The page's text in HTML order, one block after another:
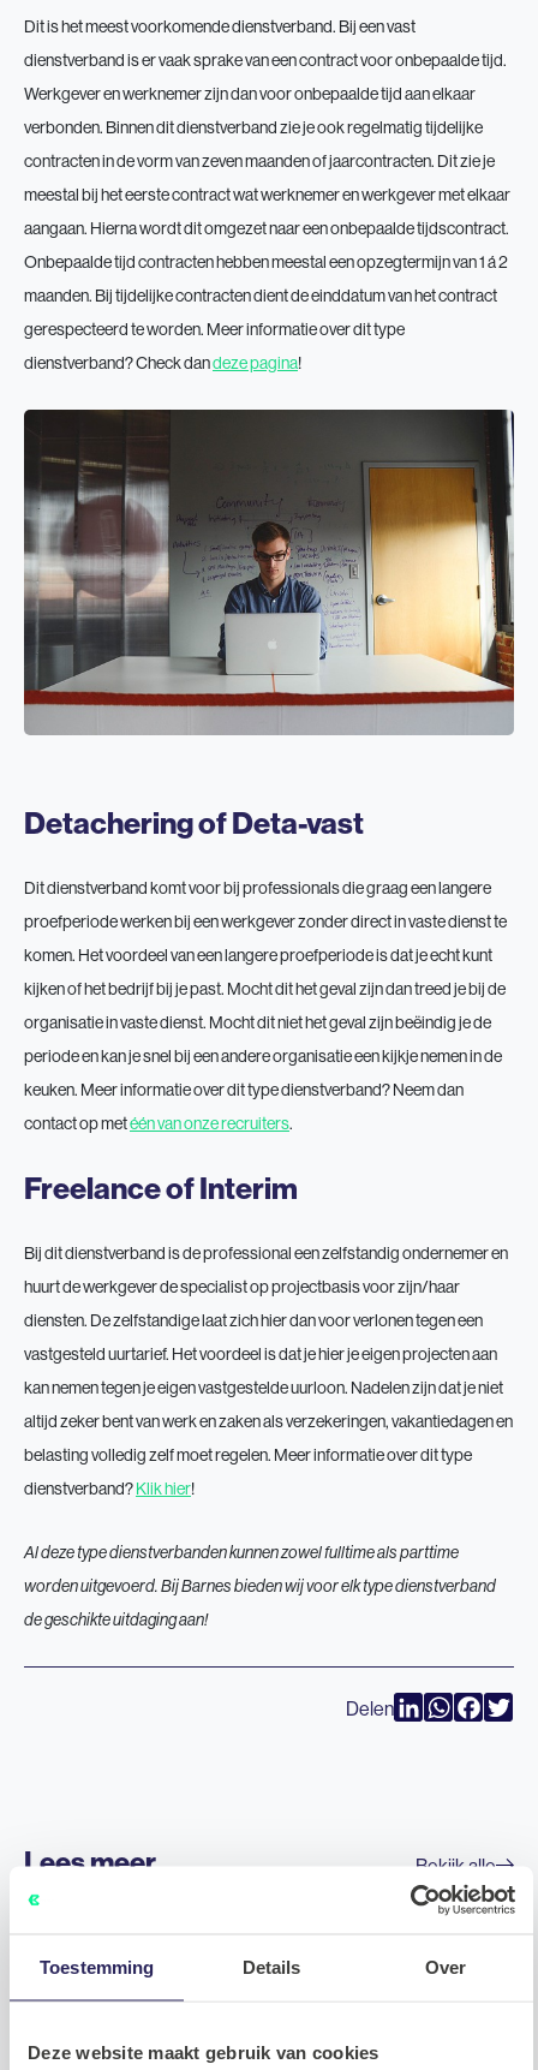
Toestemming Details Over
Deze website maakt gebruik van cookies
Dit is het meest voorkomende dienstverband. Bij een vast
dienstverband is er vaak sprake van een contract voor onbepaalde tijd.
Werkgever en werknemer zijn dan voor onbepaalde tijd aan elkaar
verbonden. Binnen dit dienstverband zie je ook regelmatig tijdelijke
contracten in de vorm van zeven maanden of jaarcontracten. Dit zie je
meestal bij het eerste contract wat werknemer en werkgever met elkaar
aangaan. Hierna wordt dit omgezet naar een onbepaalde tijdscontract.
Onbepaalde tijd contracten hebben meestal een opzegtermijn van 1 á 2
maanden. Bij tijdelijke contracten dient de einddatum van het contract
gerespecteerd te worden. Meer informatie over dit type
dienstverband? Check dandeze pagina!
Detachering of Deta-vast
Dit dienstverband komt voor bij professionals die graag een langere
proefperiode werken bij een werkgever zonder direct in vaste dienst te
komen. Het voordeel van een langere proefperiode is dat je echt kunt
kijken of het bedrijf bij je past. Mocht dit het geval zijn dan treed je bij de
organisatie in vaste dienst. Mocht dit niet het geval zijn beëindig je de
periode en kan je snel bij een andere organisatie een kijkje nemen in de
keuken. Meer informatie over dit type dienstverband? Neem dan
contact op metéén van onze recruiters.
Freelance of Interim
Bij dit dienstverband is de professional een zelfstandig ondernemer en
huurt de werkgever de specialist op projectbasis voor zijn/haar
diensten. De zelfstandige laat zich hier dan voor verlonen tegen een
vastgesteld uurtarief. Het voordeel is dat je hier je eigen projecten aan
kan nemen tegen je eigen vastgestelde uurloon. Nadelen zijn dat je niet
altijd zeker bent van werk en zaken als verzekeringen, vakantiedagen en
belasting volledig zelf moet regelen. Meer informatie over dit type
dienstverband?Klik hier!
Al deze type dienstverbanden kunnen zowel fulltime als parttime
worden uitgevoerd. Bij Barnes bieden wij voor elk type dienstverband
de geschikte uitdaging aan!
Delen LinkedInWhatsApp
Lees meer Bekijk alle